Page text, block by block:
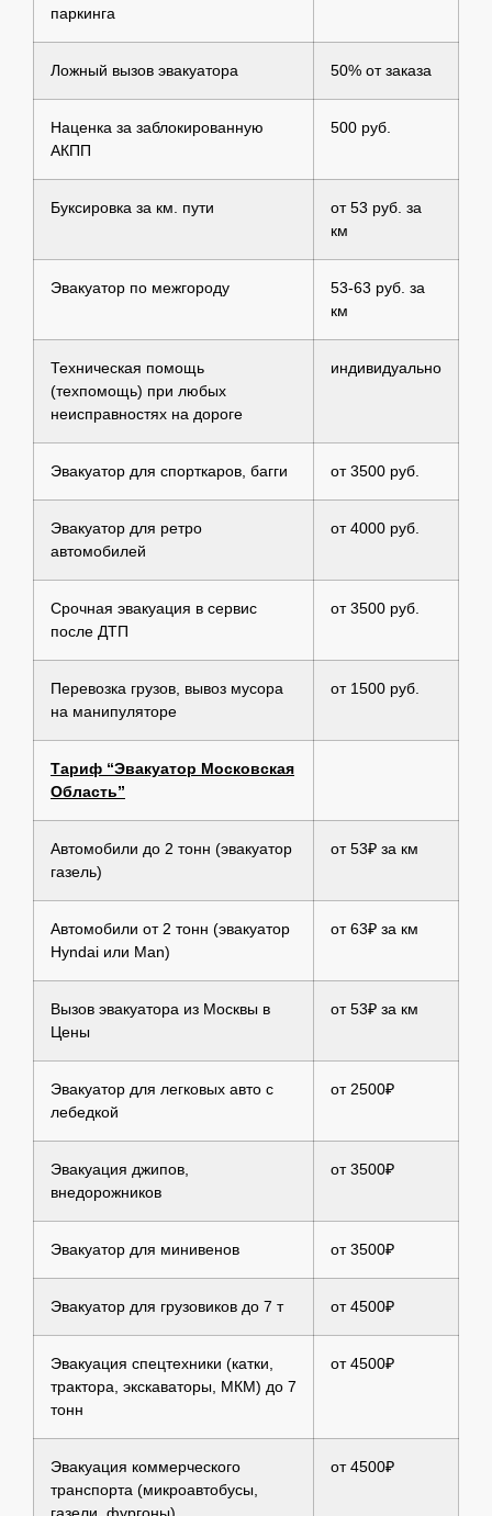
паркинга
Ложный вызов эвакуатора 50% от заказа
Наценка за заблокированную
АКПП
500 руб.
Буксировка за км. пути
от 53 руб. за
км
Эвакуатор по межгороду
53-63 руб. за
км
Техническая помощь
(техпомощь) при любых
неисправностях на дороге
индивидуально
Эвакуатор для спорткаров, багги от 3500 руб.
Эвакуатор для ретро
автомобилей
от 4000 руб.
Срочная эвакуация в сервис
после ДТП
от 3500 руб.
Перевозка грузов, вывоз мусора
на манипуляторе
от 1500 руб.
Тариф “Эвакуатор Московская
Область”
Автомобили до 2 тонн (эвакуатор
газель)
от 53₽ за км
Автомобили от 2 тонн (эвакуатор
Hyndai или Man)
от 63₽ за км
Вызов эвакуатора из Москвы в
Цены
от 53₽ за км
Эвакуатор для легковых авто с
лебедкой
от 2500₽
Эвакуация джипов,
внедорожников
от 3500₽
Эвакуатор для минивенов от 3500₽
Эвакуатор для грузовиков до 7 т от 4500₽
Эвакуация спецтехники (катки,
трактора, экскаваторы, МКМ) до 7
тонн
от 4500₽
Эвакуация коммерческого
транспорта (микроавтобусы,
газели, фургоны)
от 4500₽